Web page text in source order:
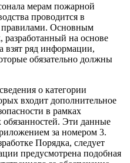
мерам пожарной
проводится в
правилами. Основным
разработанный на основе
взят ряд информации,
обязательно должны
о категории
входит дополнительное
в рамках
Эти данные
за номером 3.
Порядка, следует
предусмотрена подобная